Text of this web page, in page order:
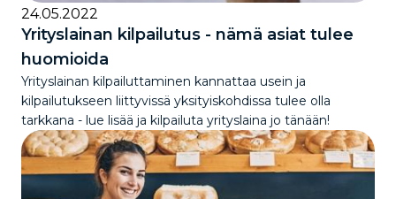
24.05.2022
Yrityslainan kilpailutus - nämä asiat tulee
huomioida
Yrityslainan kilpailuttaminen kannattaa usein ja
kilpailutukseen liittyvissä yksityiskohdissa tulee olla
tarkkana - lue lisää ja kilpailuta yrityslaina jo tänään!